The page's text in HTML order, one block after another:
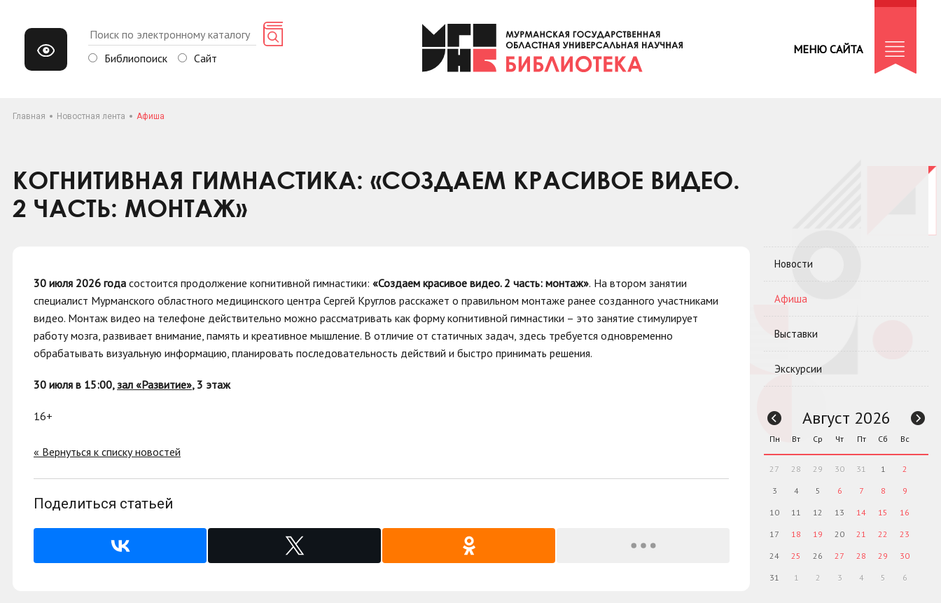
Библиопоиск Сайт
МЕНЮ САЙТА
Главная Новостная лента Афиша
КОГНИТИВНАЯ ГИМНАСТИКА: «СОЗДАЕМ КРАСИВОЕ ВИДЕО.
2 ЧАСТЬ: МОНТАЖ»
30 июля 2026 года состоится продолжение когнитивной гимнастики: «Создаем красивое видео. 2 часть: монтаж». На втором занятии
специалист Мурманского областного медицинского центра Сергей Круглов расскажет о правильном монтаже ранее созданного участниками
видео. Монтаж видео на телефоне действительно можно рассматривать как форму когнитивной гимнастики – это занятие стимулирует
работу мозга, развивает внимание, память и креативное мышление. В отличие от статичных задач, здесь требуется одновременно
обрабатывать визуальную информацию, планировать последовательность действий и быстро принимать решения.
30 июля в 15:00, зал «Развитие», 3 этаж
16+
« Вернуться к списку новостей
Поделиться статьей
Новости
Афиша
Выставки
Экскурсии
Август 2026
Пн Вт Ср Чт Пт Сб Вс
27 28 29 30 31 1 2
3 4 5 6 7 8 9
10 11 12 13 14 15 16
17 18 19 20 21 22 23
24 25 26 27 28 29 30
31 1 2 3 4 5 6